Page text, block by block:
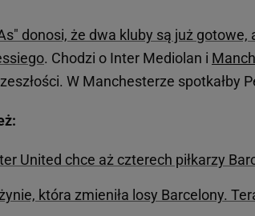
donosi, że dwa kluby są już
. Chodzi o Inter Mediolan i
W Manchesterze spotkałby
United chce aż czterech piłkarzy
która zmieniła losy Barcelony.